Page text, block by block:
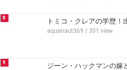
8 トミコ・クレアの学歴
aquanaut369 / 351 view
9
ジーン・ハックマンの嫁